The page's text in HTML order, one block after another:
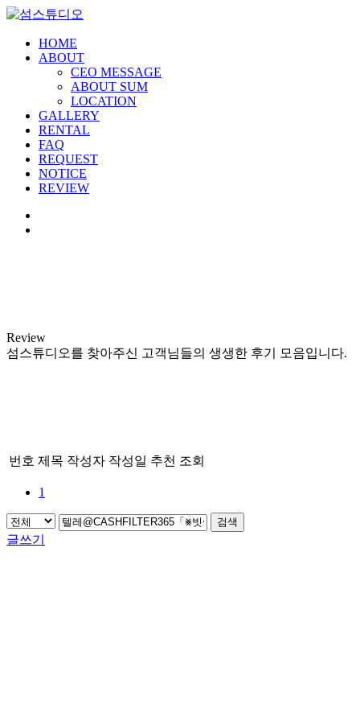
HOME
ABOUT
CEO MESSAGE
ABOUT SUM
LOCATION
GALLERY
RENTAL
FAQ
REQUEST
NOTICE
REVIEW
Review
섬스튜디오를 찾아주신 고객님들의 생생한 후기 모음입니다.
번호 제목 작성자 작성일 추천 조회
1
검색
글쓰기